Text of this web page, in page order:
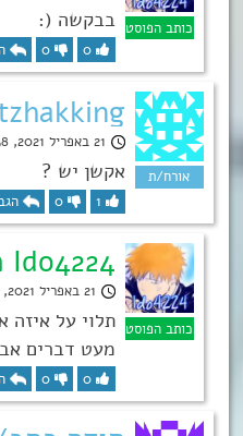
בבקשה (:
0
0
21 באפריל 2021, 16:38
אקשן יש ?
1
0
Ido4224 כתב/ה:
21 באפריל 2021, 23:33
תלוי על איזה
מעט דברים
0
0